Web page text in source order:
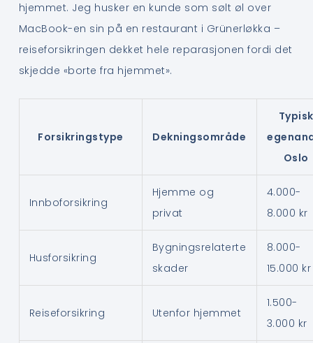
hjemmet. Jeg husker en kunde som sølt øl over
MacBook-en sin på en restaurant i Grünerløkka –
reiseforsikringen dekket hele reparasjonen fordi det
skjedde «borte fra hjemmet».
Forsikringstype Dekningsområde
Typisk
Oslo
Innboforsikring
Hjemme og
privat
4.000-
8.000 kr
Husforsikring
Bygningsrelaterte
skader
8.000-
15.000 kr
Reiseforsikring Utenfor hjemmet
1.500-
3.000 kr